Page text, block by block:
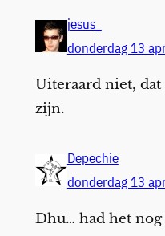
jesus_
donderdag 13
Uiteraard niet,
zijn.
Depechie
donderdag 13
Dhu… had het